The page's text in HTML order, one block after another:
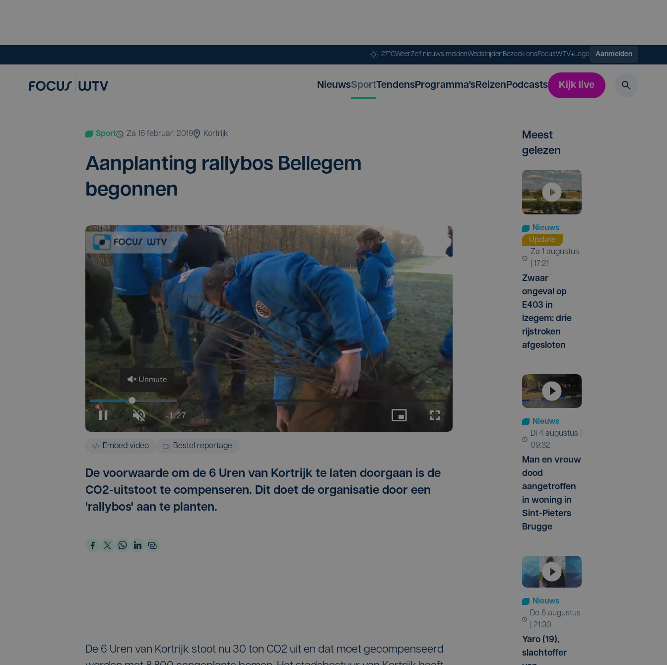
27°CWeerZelf nieuws meldenWedstrijdenBezoek onsFocusWTV+Logo Aanmelden
NieuwsSportTendensProgramma'sReizenPodcasts Kijk live
Sport za 16 februari 2019 Kortrijk
Aan­plan­ting ral­ly­bos Bel­le­gem
begonnen
Embed video Bestel reportage
De voorwaarde om de 6 Uren van Kortrijk te laten doorgaan is de
CO2-uitstoot te compenseren. Dit doet de organisatie door een
'rallybos' aan te planten.
De 6 Uren van Kortrijk stoot nu 30 ton CO2 uit en dat moet gecompenseerd
Meest
gelezen
Nieuws
Update
za 1 augustus
| 17:21
Zwaar
ongeval op
E403 in
Izegem: drie
rijstroken
afgesloten
Nieuws
di 4 augustus |
09:32
Man en vrouw
dood
aangetroffen
in woning in
Sint-Pieters
Brugge
Nieuws
do 6 augustus
| 21:30
Yaro (19),
slachtoffer